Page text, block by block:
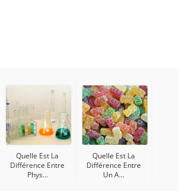
Quelle Est La
Différence Entre
Phys...
Quelle Est La
Différence Entre
Un A...